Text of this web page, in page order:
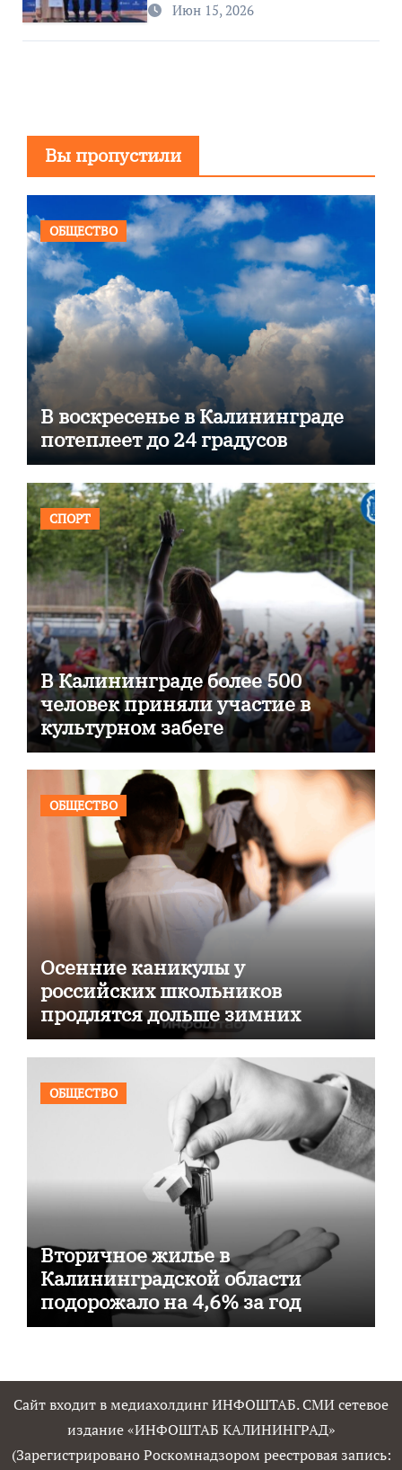
Июн 15, 2026
Вы пропустили
ОБЩЕСТВО
В воскресенье в Калининграде
потеплеет до 24 градусов
СПОРТ
В Калининграде более 500
человек приняли участие в
культурном забеге
ОБЩЕСТВО
Осенние каникулы у
российских школьников
продлятся дольше зимних
ОБЩЕСТВО
Вторичное жилье в
Калининградской области
подорожало на 4,6% за год
Сайт входит в медиахолдинг ИНФОШТАБ. СМИ сетевое
издание «ИНФОШТАБ КАЛИНИНГРАД»
(Зарегистрировано Роскомнадзором реестровая запись: